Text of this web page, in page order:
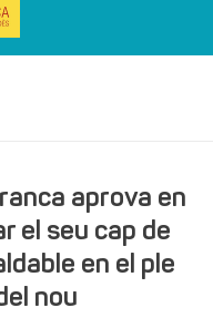
aprova en
el seu cap de
en el ple
nou